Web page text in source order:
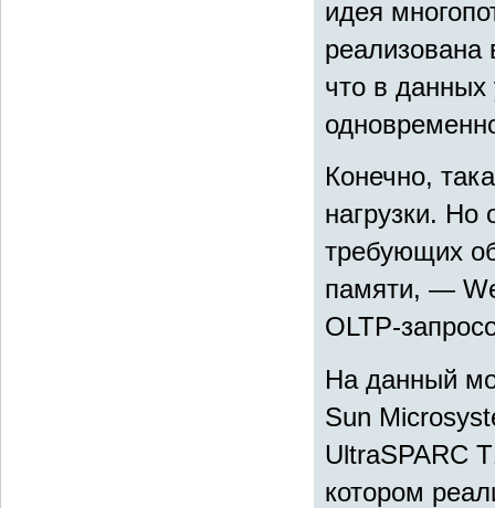
идея
что в данных
Конечно,
нагрузки.
требующих
памяти, —
OLTP-
На данный
Sun
UltraSPARC
котором